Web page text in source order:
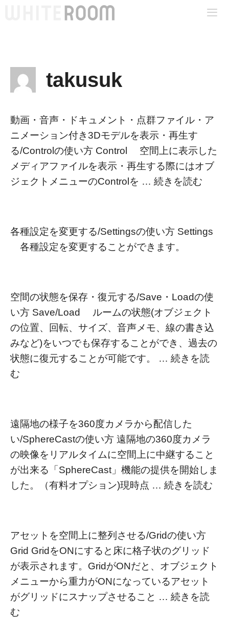
takusuk
動画・音声・ドキュメント・点群ファイル・ア
ニメーション付き3Dモデルを表示・再生す
る/Controlの使い方 Control 空間上に表示した
メディアファイルを表示・再生する際にはオブ
ジェクトメニューのControlを … 続きを読む
各種設定を変更する/Settingsの使い方 Settings
各種設定を変更することができます。
空間の状態を保存・復元する/Save・Loadの使
い方 Save/Load ルームの状態(オブジェクト
の位置、回転、サイズ、音声メモ、線の書き込
みなど)をいつでも保存することができ、過去の
状態に復元することが可能です。 … 続きを読
む
遠隔地の様子を360度カメラから配信した
い/SphereCastの使い方 遠隔地の360度カメラ
の映像をリアルタイムに空間上に中継すること
が出来る「SphereCast」機能の提供を開始しま
した。（有料オプション)現時点 … 続きを読む
アセットを空間上に整列させる/Gridの使い方
Grid GridをONにすると床に格子状のグリッド
が表示されます。GridがONだと、オブジェクト
メニューから重力がONになっているアセット
がグリッドにスナップさせること … 続きを読
む